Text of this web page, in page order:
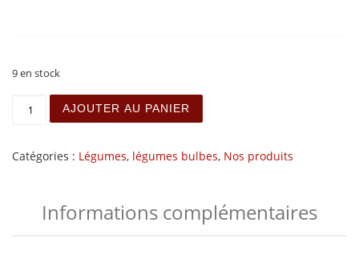
9 en stock
quantité de Oignon nouveau - la botte
AJOUTER AU PANIER
Catégories : Légumes, légumes bulbes, Nos produits
Informations complémentaires